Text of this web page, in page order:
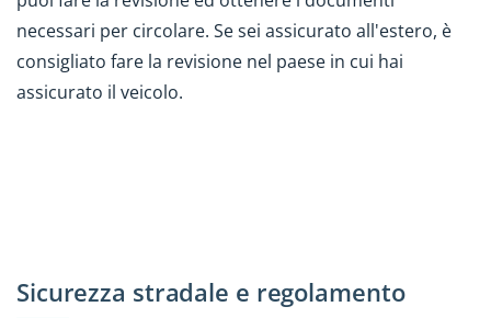
necessari per circolare. Se sei assicurato all'estero, è
consigliato fare la revisione nel paese in cui hai
assicurato il veicolo.
Sicurezza stradale e regolamento